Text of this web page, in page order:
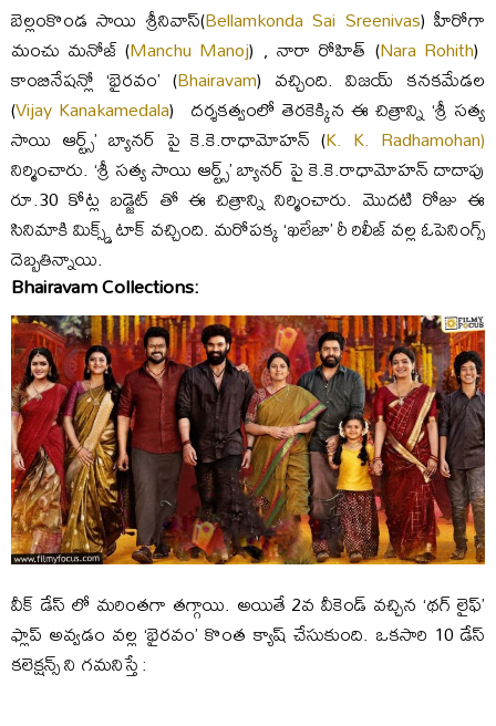
బెల్లంకొండ సాయి శ్రీనివాస్(Bellamkonda Sai Sreenivas) హీరోగా
మంచు మనోజ్ (Manchu Manoj) , నారా రోహిత్ (Nara Rohith)
కాంబినేషన్లో ‘భైరవం’ (Bhairavam) వచ్చింది. విజయ్ కనకమేడల
(Vijay Kanakamedala) దర్శకత్వంలో తెరకెక్కిన ఈ చిత్రాన్ని ‘శ్రీ సత్య
సాయి ఆర్ట్స్’ బ్యానర్ పై కె.కె.రాధామోహన్ (K. K. Radhamohan)
నిర్మించారు. ‘శ్రీ సత్య సాయి ఆర్ట్స్’ బ్యానర్ పై కె.కె.రాధామోహన్ దాదాపు
రూ.30 కోట్ల బడ్జెట్ తో ఈ చిత్రాన్ని నిర్మించారు. మొదటి రోజు ఈ
సినిమాకి మిక్స్డ్ టాక్ వచ్చింది. మరోపక్క ‘ఖలేజా’ రీ రిలీజ్ వల్ల ఓపెనింగ్స్
దెబ్బతిన్నాయి.
Bhairavam Collections:
వీక్ డేస్ లో మరింతగా తగ్గాయి. అయితే 2వ వీకెండ్ వచ్చిన ‘థగ్ లైఫ్’
ఫ్లాప్ అవ్వడం వల్ల ‘భైరవం’ కొంత క్యాష్ చేసుకుంది. ఒకసారి 10 డేస్
కలెక్షన్స్ ని గమనిస్తే :